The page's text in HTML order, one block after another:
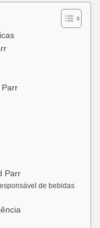
Parr
Parr
de bebidas